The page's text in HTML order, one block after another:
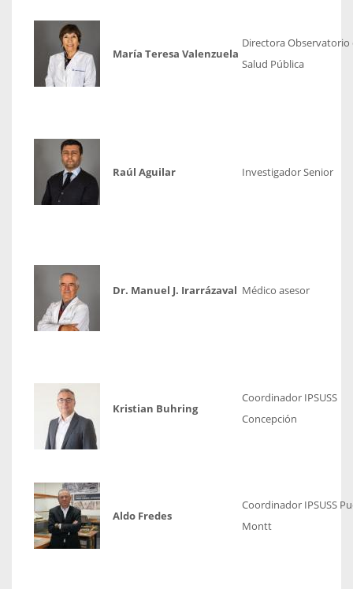
María Teresa Valenzuela
Directora Observatorio
Salud Pública
Raúl Aguilar Investigador Senior
Dr. Manuel J. Irarrázaval Médico asesor
Kristian Buhring
Coordinador IPSUSS
Concepción
Aldo Fredes
Coordinador IPSUSS
Montt